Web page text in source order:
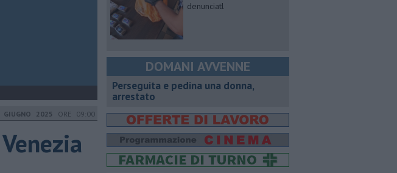
GIUGNO 2025 ORE 09:00
denunciatl
DOMANI AVVENNE
Perseguita e pedina una donna,
arrestato